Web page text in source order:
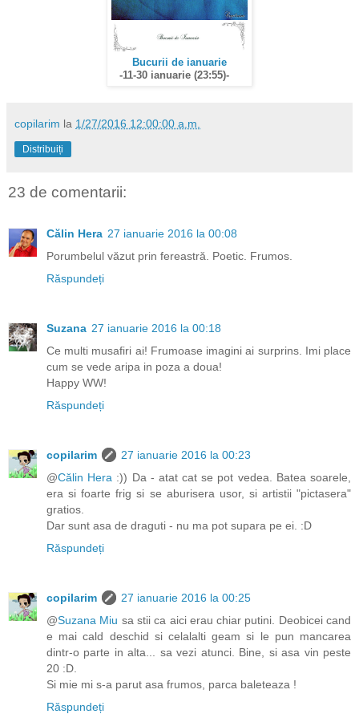
Bucurii de ianuarie
-11-30 ianuarie (23:55)-
copilarim la 1/27/2016 12:00:00 a.m.
Distribuiți
23 de comentarii:
Călin Hera 27 ianuarie 2016 la 00:08
Porumbelul văzut prin fereastră. Poetic. Frumos.
Răspundeți
Suzana 27 ianuarie 2016 la 00:18
Ce multi musafiri ai! Frumoase imagini ai surprins. Imi place
cum se vede aripa in poza a doua!
Happy WW!
Răspundeți
copilarim
27 ianuarie 2016 la 00:23
@Călin Hera :)) Da - atat cat se pot vedea. Batea soarele,
era si foarte frig si se aburisera usor, si artistii "pictasera"
gratios.
Dar sunt asa de draguti - nu ma pot supara pe ei. :D
Răspundeți
copilarim
27 ianuarie 2016 la 00:25
@Suzana Miu sa stii ca aici erau chiar putini. Deobicei cand
e mai cald deschid si celalalti geam si le pun mancarea
dintr-o parte in alta... sa vezi atunci. Bine, si asa vin peste
20 :D.
Si mie mi s-a parut asa frumos, parca baleteaza !
Răspundeți